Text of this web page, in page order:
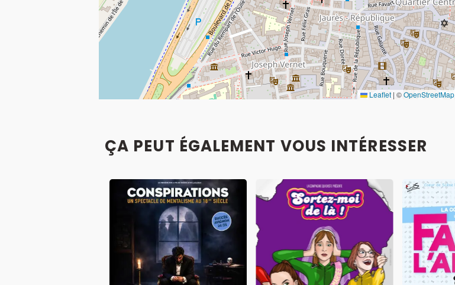
Leaflet | ©OpenStreetMap
ÇA PEUT ÉGALEMENT VOUS INTÉRESSER